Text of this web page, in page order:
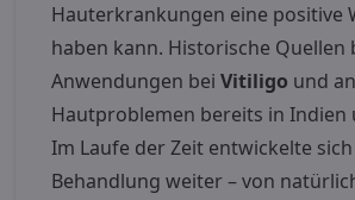
Hauterkrankungen eine positive
haben kann. Historische Quellen
Anwendungen bei Vitiligo und
Hautproblemen bereits in Indien
Im Laufe der Zeit entwickelte
Behandlung weiter – von